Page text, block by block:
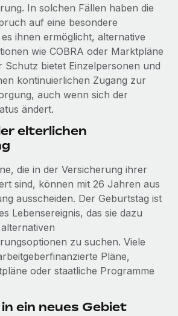
In solchen Fällen haben die
auf eine besondere
ihnen ermöglicht, alternative
wie COBRA oder Marktpläne
Schutz bietet Einzelpersonen und
kontinuierlichen Zugang zur
auch wenn sich der
ändert.
elterlichen
die in der Versicherung ihrer
sind, können mit 26 Jahren aus
ausscheiden. Der Geburtstag ist
Lebensereignis, das sie dazu
zu suchen. Viele
Pläne,
oder staatliche Programme
ein neues Gebiet